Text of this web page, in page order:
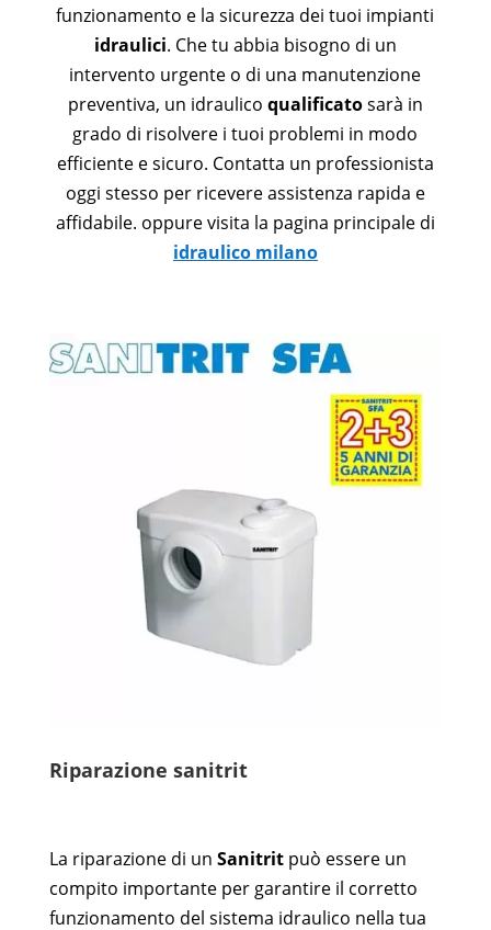
funzionamento e la sicurezza dei tuoi impianti
idraulici. Che tu abbia bisogno di un
intervento urgente o di una manutenzione
preventiva, un idraulico qualificatosarà in
grado di risolvere i tuoi problemi in modo
efficiente e sicuro. Contatta un professionista
oggi stesso per ricevere assistenza rapida e
affidabile. oppure visita la pagina principale di
idraulico milano
Riparazione sanitrit
La riparazione di un Sanitrit può essere un
compito importante per garantire il corretto
funzionamento del sistema idraulico nella tua